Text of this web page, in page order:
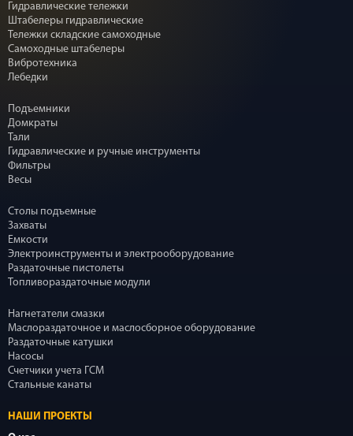
Гидравлические тележки
Штабелеры гидравлические
Тележки складские самоходные
Самоходные штабелеры
Вибротехника
Лебедки
Подъемники
Домкраты
Тали
Гидравлические и ручные инструменты
Фильтры
Весы
Столы подъемные
Захваты
Емкости
Электроинструменты и электрооборудование
Раздаточные пистолеты
Топливораздаточные модули
Нагнетатели смазки
Маслораздаточное и маслосборное оборудование
Раздаточные катушки
Насосы
Счетчики учета ГСМ
Стальные канаты
НАШИ ПРОЕКТЫ